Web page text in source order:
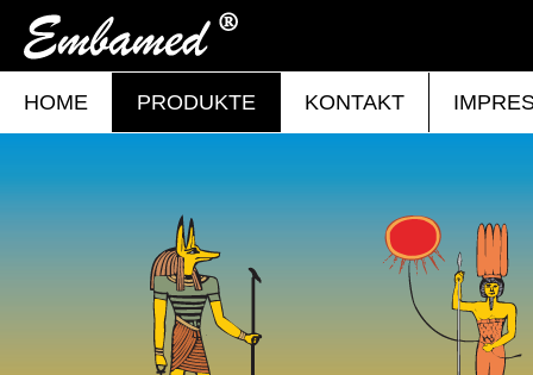
HOME PRODUKTE KONTAKT